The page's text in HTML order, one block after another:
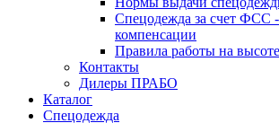
Спецодежда за счет ФСС
компенсации
Правила работы на высоте
Контакты
Дилеры ПРАБО
Каталог
Спецодежда